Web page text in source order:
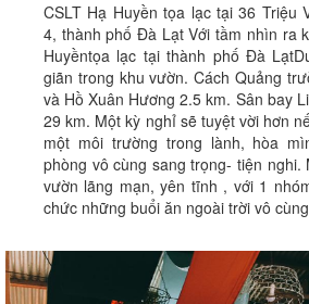
CSLT Hạ Huyền tọa lạc tại 36 Triệu
4, thành phố Đà Lạt Với tầm nhìn ra
Huyềntọa lạc tại thành phố Đà
giãn trong khu vườn. Cách Quảng
và Hồ Xuân Hương 2.5 km. Sân bay
29 km. Một kỳ nghỉ sẽ tuyệt vời hơn
một môi trường trong lành, hòa
phòng vô cùng sang trọng- tiện nghi.
vườn lãng mạn, yên tĩnh , với 1
chức những buổi ăn ngoài trời vô